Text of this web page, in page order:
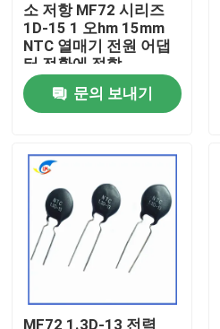
공장 투어
품질 관리
뉴스
사건
PTC 서미스터
소 저항 MF72 시리즈
1D-15 1 오hm 15mm
NTC 열매기 전원 어댑
터 전환에 적합
문의 보내기
MF72 1.3D-13 전력